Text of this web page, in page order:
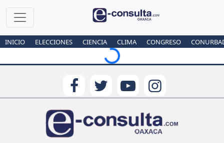
INICIO ELECCIONES CIENCIA CLIMA CONGRESO
Loading...